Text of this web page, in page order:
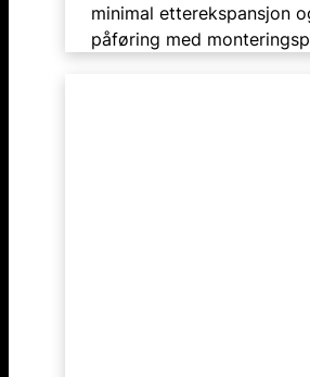
minimal etterekspansjon
påføring med